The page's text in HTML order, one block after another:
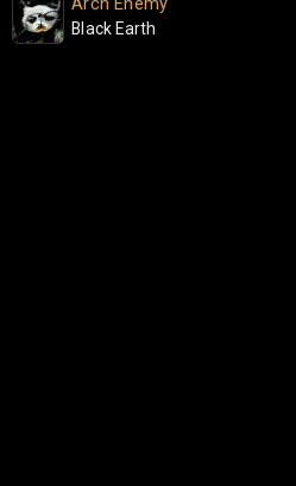
Black Earth